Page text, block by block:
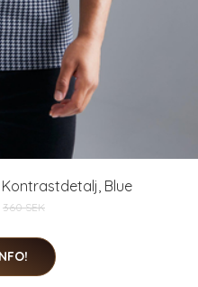
Kontrastdetalj, Blue
360 SEK